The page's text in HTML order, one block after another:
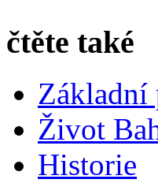
čtěte také
Základní
Život
Historie